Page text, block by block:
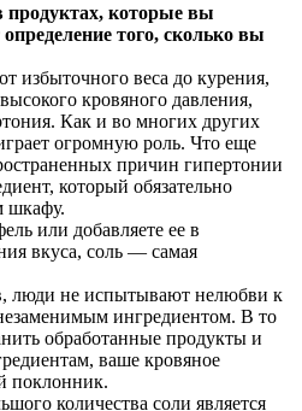
продуктах, которые вы
того, сколько вы
избыточного веса до курения,
кровяного давления,
Как и во многих других
огромную роль. Что еще
причин гипертонии
который обязательно
шкафу.
или добавляете ее в
вкуса, соль — самая
люди не испытывают нелюбви к
ингредиентом. В то
обработанные продукты и
ваше кровяное
поклонник.
количества соли является